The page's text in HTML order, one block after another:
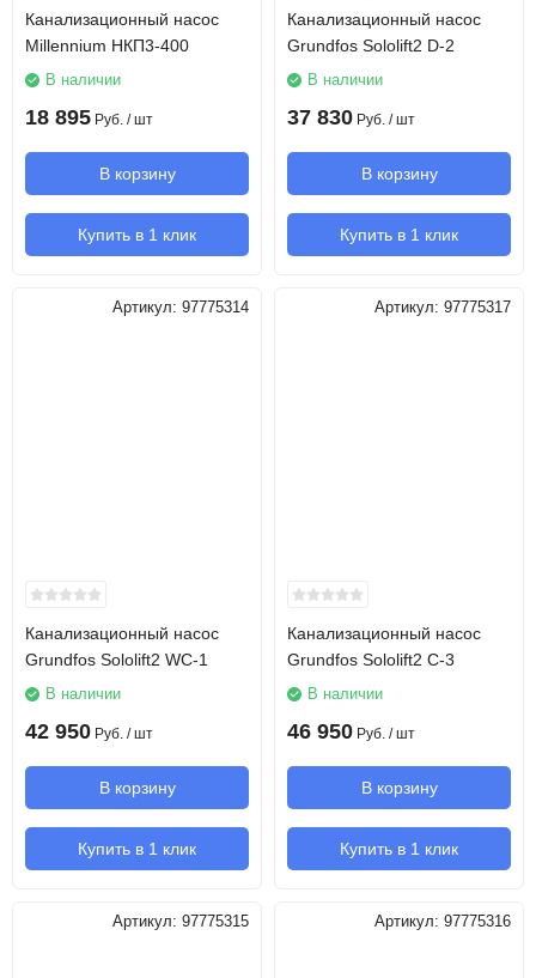
Канализационный насос
Millennium НКП3-400
В наличии
18 895 Руб. / шт
В корзину
Купить в 1 клик
Канализационный насос
Grundfos Sololift2 D-2
В наличии
37 830 Руб. / шт
В корзину
Купить в 1 клик
Артикул: 97775314
Канализационный насос
Grundfos Sololift2 WC-1
В наличии
42 950 Руб. / шт
В корзину
Купить в 1 клик
Артикул: 97775317
Канализационный насос
Grundfos Sololift2 C-3
В наличии
46 950 Руб. / шт
В корзину
Купить в 1 клик
Артикул: 97775315 Артикул: 97775316